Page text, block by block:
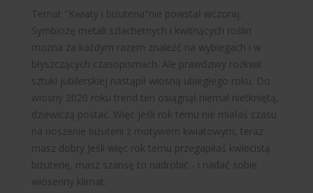
Temat "Kwiaty i biżuteria "nie powstał wczoraj.
Symbiozę metali szlachetnych i kwitnących roślin
można za każdym razem znaleźć na wybiegach i w
błyszczących czasopismach. Ale prawdziwy rozkwit
sztuki jubilerskiej nastąpił wiosną ubiegłego roku. Do
wiosny 2020 roku trend ten osiągnął niemal nietkniętą,
dziewiczą postać. Więc jeśli rok temu nie miałaś czasu
na noszenie biżuterii z motywem kwiatowym, teraz
masz dobry Jeśli więc rok temu przegapiłaś kwiecistą
biżuterię, masz szansę to nadrobić - i nadać sobie
wiosenny klimat.